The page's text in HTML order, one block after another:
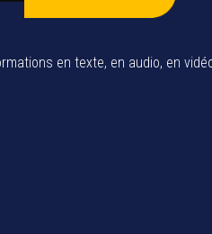
en texte, en audio, en